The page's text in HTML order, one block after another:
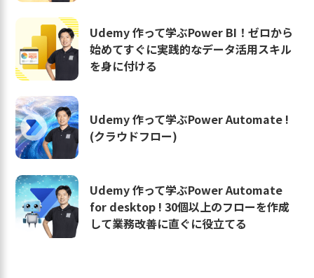
Udemy 作って学ぶPower BI！ゼロから
始めてすぐに実践的なデータ活用スキル
を身に付ける
Udemy 作って学ぶPower Automate !
(クラウドフロー)
Udemy 作って学ぶPower Automate
for desktop ! 30個以上のフローを作成
して業務改善に直ぐに役立てる